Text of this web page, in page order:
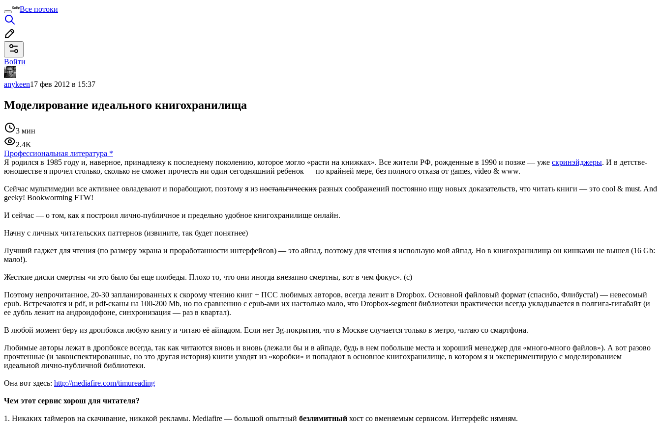
Все потоки
Войти
anykeen17 фев 2012 в 15:37
Моделирование идеального книгохранилища
3 мин
2.4K
Профессиональная литература *
Я родился в 1985 году и, наверное, принадлежу к последнему поколению, которое могло «расти на книжках». Все жители РФ, рожденные в 1990 и позже — уже скринэйджеры. И в детстве-
юношестве я прочел столько, сколько не сможет прочесть ни один сегодняшний ребенок — по крайней мере, без полного отказа от games, video & www.
Сейчас мультимедии все активнее овладевают и порабощают, поэтому я из ностальгических разных соображений постоянно ищу новых доказательств, что читать книги — это cool & must. And
geeky! Bookworming FTW!
И сейчас — о том, как я построил лично-публичное и предельно удобное книгохранилище онлайн.
Начну с личных читательских паттернов (извините, так будет понятнее)
Лучший гаджет для чтения (по размеру экрана и проработанности интерфейсов) — это айпад, поэтому для чтения я использую мой айпад. Но в книгохранилища он кишками не вышел (16 Gb:
мало!).
Жесткие диски смертны «и это было бы еще полбеды. Плохо то, что они иногда внезапно смертны, вот в чем фокус». (с)
Поэтому непрочитанное, 20-30 запланированных к скорому чтению книг + ПСС любимых авторов, всегда лежит в Dropbox. Основной файловый формат (спасибо, Флибуста!) — невесомый
epub. Встречаются и pdf, и pdf-сканы на 100-200 Mb, но по сравнению с epub-ами их настолько мало, что Dropbox-segment библиотеки практически всегда укладывается в полгига-гигабайт (и
ее дубль лежит на андроидофоне, синхронизация — раз в квартал).
В любой момент беру из дропбокса любую книгу и читаю её айпадом. Если нет 3g-покрытия, что в Москве случается только в метро, читаю со смартфона.
Любимые авторы лежат в дропбоксе всегда, так как читаются вновь и вновь (лежали бы и в айпаде, будь в нем побольше места и хороший менеджер для «много-много файлов»). А вот разово
прочтенные (и законспектированные, но это другая история) книги уходят из «коробки» и попадают в основное книгохранилище, в котором я и экспериментирую с моделированием
идеальной лично-публичной библиотеки.
Она вот здесь: http://mediafire.com/timureading
Чем этот сервис хорош для читателя?
1. Никаких таймеров на скачивание, никакой рекламы. Mediafire — большой опытный безлимитный хост со вменяемым сервисом. Интерфейс нямням.